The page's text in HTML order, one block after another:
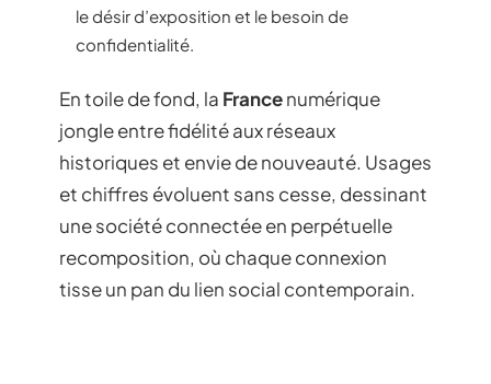
le désir d’exposition et le besoin de
confidentialité.
En toile de fond, la Francenumérique
jongle entre fidélité aux réseaux
historiques et envie de nouveauté. Usages
et chiffres évoluent sans cesse, dessinant
une société connectée en perpétuelle
recomposition, où chaque connexion
tisse un pan du lien social contemporain.